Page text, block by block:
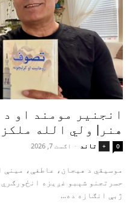
انجنیر مومند او
هنر| ولي الله
+ تاند - اګست 7, 2026 0
موسیقي د هیجان، عاطفې، مینې
حسرتجنو شېبو غږیزه
ژبې انګازه ده...